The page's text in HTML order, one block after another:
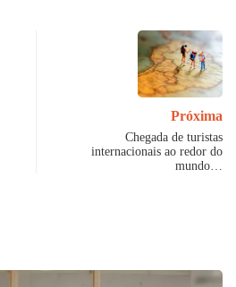
Próxima
Chegada de turistas
internacionais ao redor do
mundo…